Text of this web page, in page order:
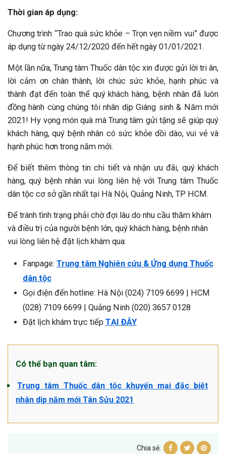
Thời gian áp dụng:
Chương trình “Trao quà sức khỏe – Trọn vẹn niềm vui” được
áp dụng từ ngày 24/12/2020 đến hết ngày 01/01/2021.
Một lần nữa, Trung tâm Thuốc dân tộc xin được gửi lời tri ân,
lời cảm ơn chân thành, lời chúc sức khỏe, hạnh phúc và
thành đạt đến toàn thể quý khách hàng, bệnh nhân đã luôn
đồng hành cùng chúng tôi nhân dịp Giáng sinh & Năm mới
2021! Hy vọng món quà mà Trung tâm gửi tặng sẽ giúp quý
khách hàng, quý bệnh nhân có sức khỏe dồi dào, vui vẻ và
hạnh phúc hơn trong năm mới.
Để biết thêm thông tin chi tiết và nhận ưu đãi, quý khách
hàng, quý bệnh nhân vui lòng liên hệ với Trung tâm Thuốc
dân tộc cơ sở gần nhất tại Hà Nội, Quảng Ninh, TP HCM.
Để tránh tình trạng phải chờ đợi lâu do nhu cầu thăm khám
và điều trị của người bệnh lớn, quý khách hàng, bệnh nhân
vui lòng liên hệ đặt lịch khám qua:
Fanpage: Trung tâm Nghiên cứu & Ứng dụng Thuốc
dân tộc
Gọi điện đến hotline: Hà Nội (024) 7109 6699 | HCM
(028) 7109 6699 | Quảng Ninh (020) 3657 0128
Đặt lịch khám trực tiếp TẠI ĐÂY
Có thể bạn quan tâm:
Trung tâm Thuốc dân tộc khuyến mại đặc biệt
nhân dịp năm mới Tân Sửu 2021
Chia sẻ: